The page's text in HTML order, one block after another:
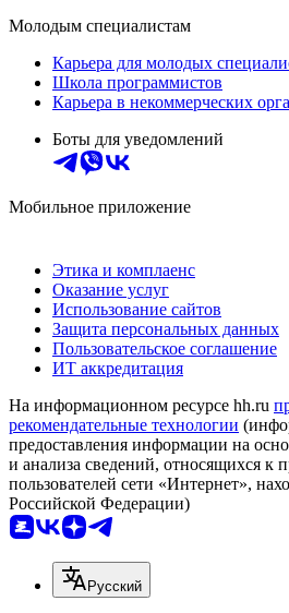
Молодым специалистам
Карьера для молодых
Школа программистов
Карьера в некоммерческих
Боты для уведомлений
Мобильное приложение
Этика и комплаенс
Оказание услуг
Использование сайтов
Защита персональных данных
Пользовательское соглашение
ИТ аккредитация
На информационном ресурсе hh.ru
рекомендательные технологии
предоставления информации на
и анализа сведений, относящихся к
пользователей сети «Интернет»,
Российской Федерации)
Русский